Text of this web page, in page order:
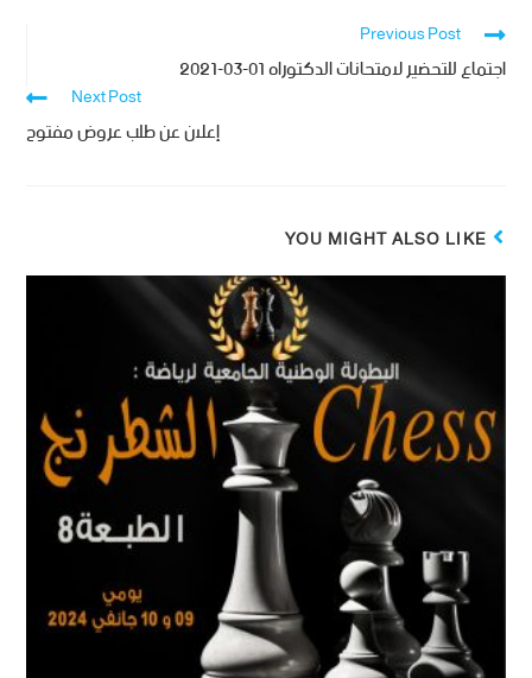
Previous Post
اجتماع للتحضير لامتحانات الدكتوراه 01-03-2021
Next Post
إعلان عن طلب عروض مفتوح
YOU MIGHT ALSO LIKE